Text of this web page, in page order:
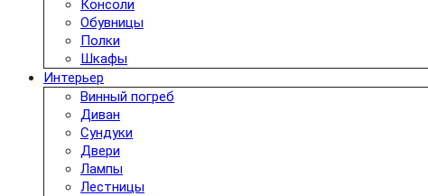
Консоли
Обувницы
Полки
Шкафы
Интерьер
Винный погреб
Диван
Сундуки
Двери
Лампы
Лестницы